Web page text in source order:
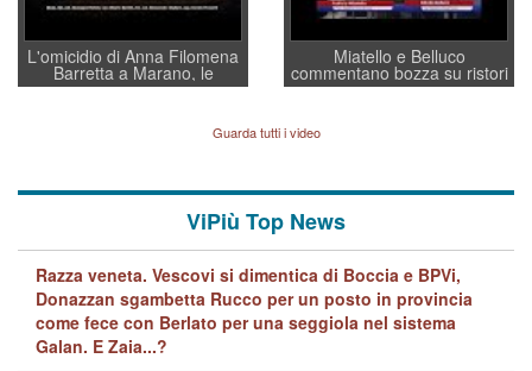
L'omicidio di Anna Filomena
Barretta a Marano, le
indagini dei carabinieri di
quelle di... Barbara D'Urso
Miatello e Belluco
commentano bozza su ristori
BPVi e Veneto Banca
Guarda tutti i video
ViPiù Top News
Razza veneta. Vescovi si dimentica di Boccia e BPVi,
Donazzan sgambetta Rucco per un posto in provincia
come fece con Berlato per una seggiola nel sistema
Galan. E Zaia...?